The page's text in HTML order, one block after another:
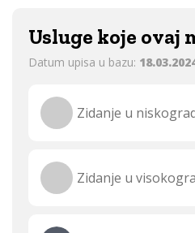
Usluge koje ovaj
Datum upisa u bazu:
Zidanje u
Zidanje u